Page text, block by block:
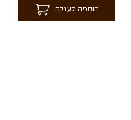
הוספה לעגלה